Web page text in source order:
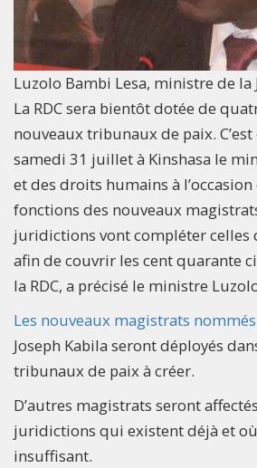
Luzolo Bambi Lesa, ministre de
La RDC sera bientôt dotée de
nouveaux tribunaux de paix. C’est
samedi 31 juillet à Kinshasa le
et des droits humains à
fonctions des nouveaux
juridictions vont compléter celles
afin de couvrir les cent quarante
la RDC, a précisé le ministre
Les nouveaux magistrats nommés
Joseph Kabila seront déployés
tribunaux de paix à créer.
D’autres magistrats seront
juridictions qui existent déjà et
insuffisant.